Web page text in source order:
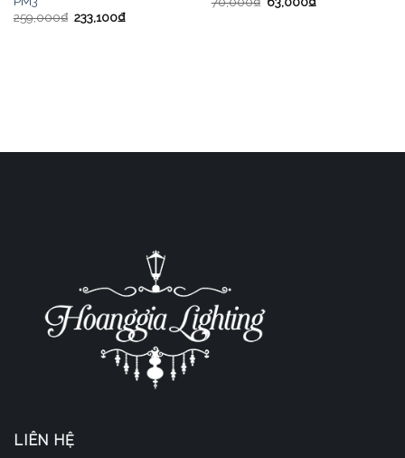
259,000₫ 233,100₫
LIÊN HỆ